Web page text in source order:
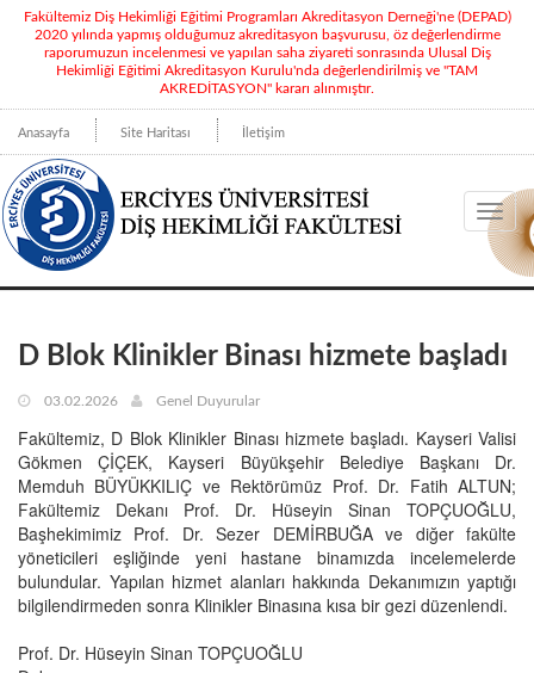
Fakültemiz Diş Hekimliği Eğitimi Programları Akreditasyon Derneği'ne (DEPAD)
2020 yılında yapmış olduğumuz akreditasyon başvurusu, öz değerlendirme
raporumuzun incelenmesi ve yapılan saha ziyareti sonrasında Ulusal Diş
Hekimliği Eğitimi Akreditasyon Kurulu'nda değerlendirilmiş ve "TAM
AKREDİTASYON" kararı alınmıştır.
Anasayfa Site Haritası İletişim
D Blok Klinikler Binası hizmete başladı
03.02.2026 Genel Duyurular
Fakültemiz, D Blok Klinikler Binası hizmete başladı. Kayseri Valisi
Gökmen ÇİÇEK, Kayseri Büyükşehir Belediye Başkanı Dr.
Memduh BÜYÜKKILIÇ ve Rektörümüz Prof. Dr. Fatih ALTUN;
Fakültemiz Dekanı Prof. Dr. Hüseyin Sinan TOPÇUOĞLU,
Başhekimimiz Prof. Dr. Sezer DEMİRBUĞA ve diğer fakülte
yöneticileri eşliğinde yeni hastane binamızda incelemelerde
bulundular. Yapılan hizmet alanları hakkında Dekanımızın yaptığı
bilgilendirmeden sonra Klinikler Binasına kısa bir gezi düzenlendi.
Prof. Dr. Hüseyin Sinan TOPÇUOĞLU